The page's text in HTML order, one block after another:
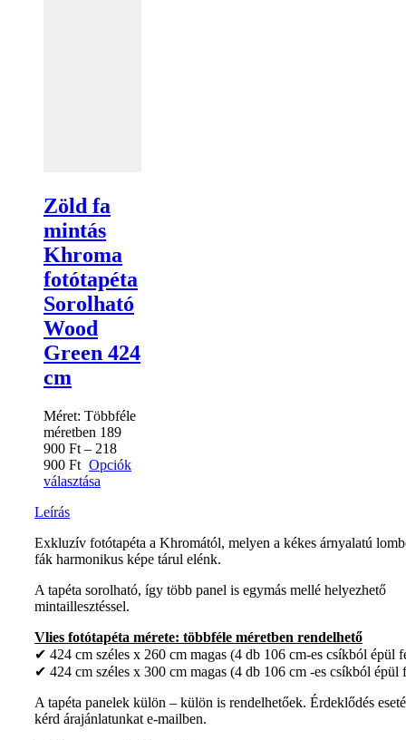
Zöld fa
mintás
Khroma
fotótapéta
Sorolható
Wood
Green 424
cm
Méret: Többféle
méretben 189
900 Ft – 218
900 Ft Opciók
választása
Leírás
Exkluzív fotótapéta a Khromától, melyen a kékes árnyalatú
fák harmonikus képe tárul elénk.
A tapéta sorolható, így több panel is egymás mellé helyezhető
mintaillesztéssel.
Vlies fotótapéta mérete: többféle méretben rendelhető
✔ 424 cm széles x 260 cm magas (4 db 106 cm-es csíkból épül
✔ 424 cm széles x 300 cm magas (4 db 106 cm -es csíkból épül
A tapéta panelek külön – külön is rendelhetőek. Érdeklődés
kérd árajánlatunkat e-mailben.